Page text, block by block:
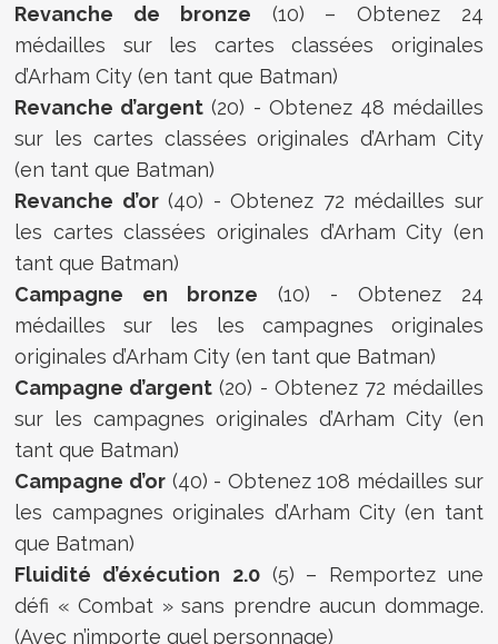
Revanche de bronze (10) – Obtenez 24
médailles sur les cartes classées originales
d’Arham City (en tant que Batman)
Revanche d’argent (20) - Obtenez 48 médailles
sur les cartes classées originales d’Arham City
(en tant que Batman)
Revanche d’or(40) - Obtenez 72 médailles sur
les cartes classées originales d’Arham City (en
tant que Batman)
Campagne en bronze (10) - Obtenez 24
médailles sur les les campagnes originales
originales d’Arham City (en tant que Batman)
Campagne d’argent (20) - Obtenez 72 médailles
sur les campagnes originales d’Arham City (en
tant que Batman)
Campagne d’or (40) - Obtenez 108 médailles sur
les campagnes originales d’Arham City (en tant
que Batman)
Fluidité d’éxécution
2.0(5) – Remportez une
défi « Combat » sans prendre aucun dommage.
(Avec n’importe quel personnage)